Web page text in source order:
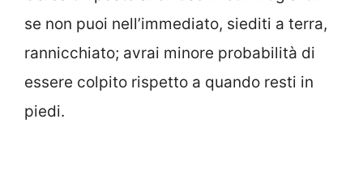
se non puoi nell’immediato, siediti a terra,
rannicchiato; avrai minore probabilità di
essere colpito rispetto a quando resti in
piedi.